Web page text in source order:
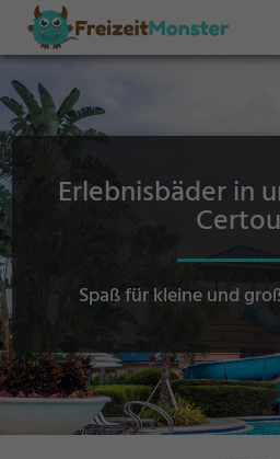
Erlebnisbäder in
Spaß für kleine und